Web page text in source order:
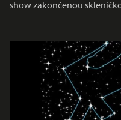
show zakončenou